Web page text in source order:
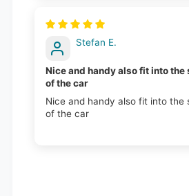
Stefan E.
Nice and handy also fit into
of the car
Nice and handy also fit into the
of the car